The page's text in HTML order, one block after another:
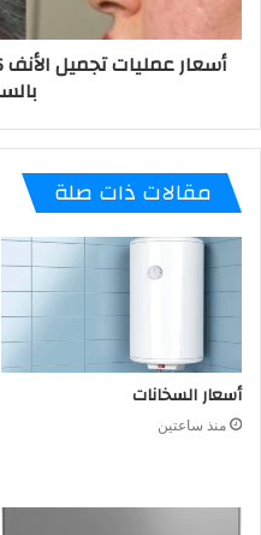
مقالات ذات صلة
أسعار السخانات
منذ ساعتين